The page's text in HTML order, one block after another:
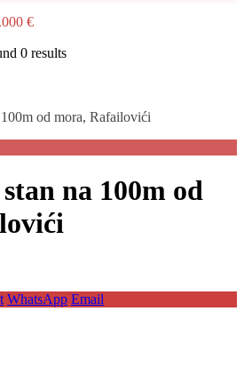
€
0 results
100m od mora, Rafailovići
na 100m od
WhatsApp Email